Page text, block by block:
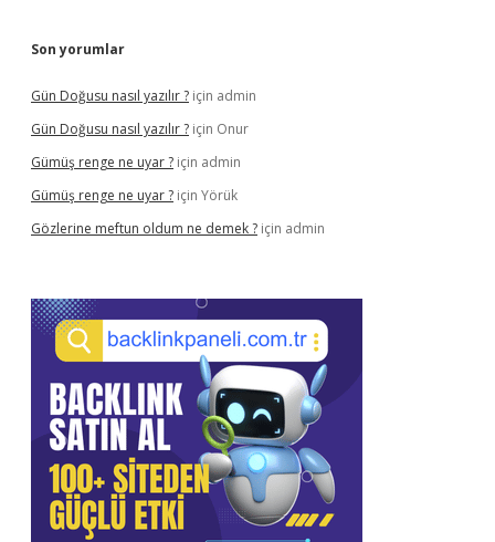
Son yorumlar
Gün Doğusu nasıl yazılır ? için admin
Gün Doğusu nasıl yazılır ? için Onur
Gümüş renge ne uyar ? için admin
Gümüş renge ne uyar ? için Yörük
Gözlerine meftun oldum ne demek ? için admin